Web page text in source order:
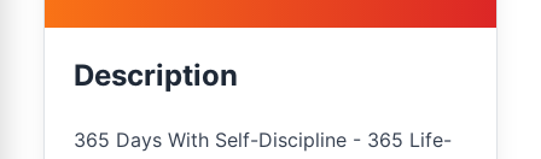
Description
365 Days With Self-Discipline - 365 Life-